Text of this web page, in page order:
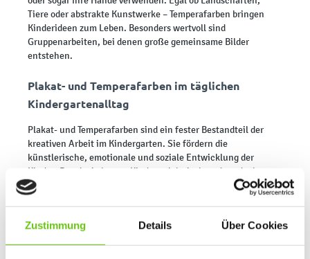
Zustimmung Details Über Cookies
Tiere oder abstrakte Kunstwerke – Temperafarben bringen
Kinderideen zum Leben. Besonders wertvoll sind
Gruppenarbeiten, bei denen große gemeinsame Bilder
entstehen.
Plakat- und Temperafarben im täglichen
Kindergartenalltag
Plakat- und Temperafarben sind ein fester Bestandteil der
kreativen Arbeit im Kindergarten. Sie fördern die
künstlerische, emotionale und soziale Entwicklung der
Kinder. Durch sie lernen Kinder spielerisch und entdecken
Farben, Formen und Gestaltungsmöglichkeiten.
Farben jede kreative Aktivität zu einem besonderen Erlebnis.